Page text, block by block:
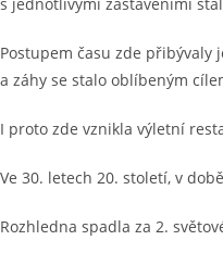
Postupem času zde přibývaly
a záhy se stalo oblíbeným
I proto zde vznikla výletní
Ve 30. letech 20. století, v
Rozhledna spadla za 2.